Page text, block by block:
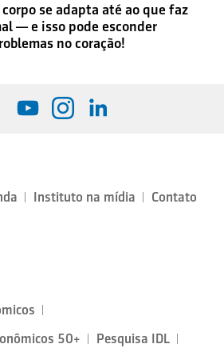
corpo se adapta até ao que faz
— e isso pode esconder
no coração!
Instituto na mídia
Contato
50+
Pesquisa IDL